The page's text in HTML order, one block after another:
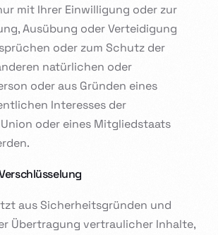
mit Ihrer Einwilligung oder zur
Ausübung oder Verteidigung
oder zum Schutz der
natürlichen oder
oder aus Gründen eines
Interesses der
oder eines Mitgliedstaats
aus Sicherheitsgründen und
Übertragung vertraulicher Inhalte,